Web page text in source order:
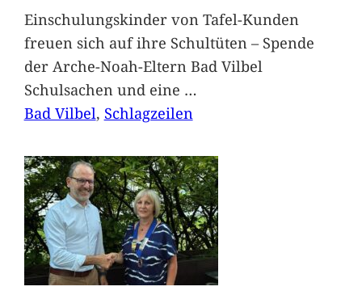
Einschulungskinder von Tafel-Kunden
freuen sich auf ihre Schultüten – Spende
der Arche-Noah-Eltern Bad Vilbel
Schulsachen und eine …
Bad Vilbel, Schlagzeilen